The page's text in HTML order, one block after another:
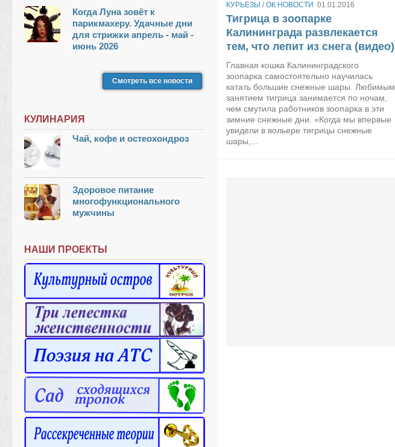
КУРЬЕЗЫ /ОК НОВОСТИ 01.01.2016
Тигрица в зоопарке
Калининграда развлекается
тем, что лепит из снега (видео)
Главная кошка Калининградского
зоопарка самостоятельно научилась
катать большие снежные шары. Любимым
занятием тигрица занимается по ночам,
чем смутила работников зоопарка в эти
зимние снежные дни. «Когда мы впервые
увидели в вольере тигрицы снежные
шары,...
Когда Луна зовёт к
парикмахеру. Удачные дни
для стрижки апрель - май -
июнь 2026
Смотреть все новости
КУЛИНАРИЯ
Чай, кофе и остеохондроз
Здоровое питание
многофункционального
мужчины
НАШИ ПРОЕКТЫ